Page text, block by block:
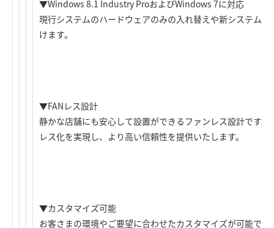
▼Windows 8.1 Industry ProおよびWindows 7に対応
現行システムのハードウェアのみの入れ替えや新システム
けます。
▼FANレス設計
静かな店舗にも安心して設置ができるファンレス設計です
レス化を実現し、より高い信頼性を提供いたします。
▼カスタマイズ可能
お客さまの環境やご要望に合わせたカスタマイズが可能で